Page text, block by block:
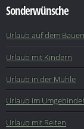
Sonderwünsche
Urlaub auf dem
Urlaub mit Kindern
Urlaub in der Mühle
Urlaub im
Urlaub mit Reiten